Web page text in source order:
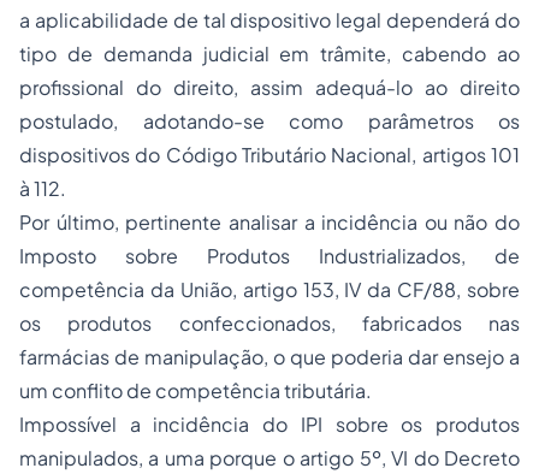
a aplicabilidade de tal dispositivo legal dependerá do
tipo de demanda judicial em trâmite, cabendo ao
profissional do direito, assim adequá-lo ao direito
postulado, adotando-se como parâmetros os
dispositivos do Código Tributário Nacional, artigos 101
à 112.
Por último, pertinente analisar a incidência ou não do
Imposto sobre Produtos Industrializados, de
competência da União, artigo 153, IV da CF/88, sobre
os produtos confeccionados, fabricados nas
farmácias de manipulação, o que poderia dar ensejo a
um conflito de competência tributária.
Impossível a incidência do IPI sobre os produtos
manipulados, a uma porque o artigo 5º, VI do Decreto